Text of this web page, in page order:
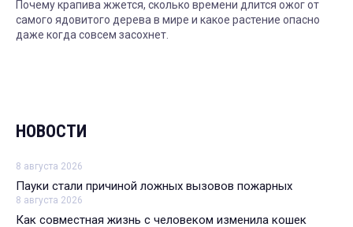
Почему крапива жжется, сколько времени длится ожог от
самого ядовитого дерева в мире и какое растение опасно
даже когда совсем засохнет.
НОВОСТИ
8 августа 2026
Пауки стали причиной ложных вызовов пожарных
8 августа 2026
Как совместная жизнь с человеком изменила кошек